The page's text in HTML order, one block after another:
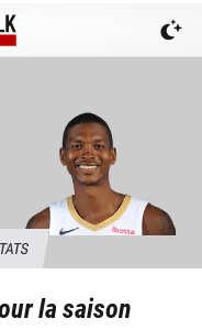
la saison